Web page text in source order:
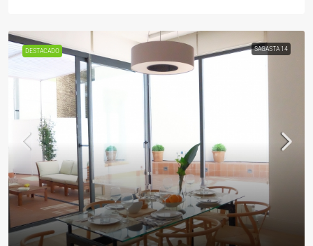
DESTACADO SAGASTA 14